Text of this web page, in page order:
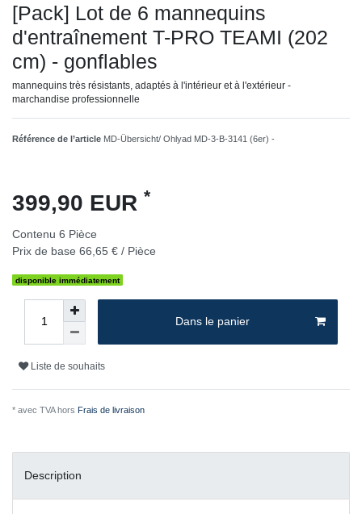
[Pack] Lot de 6 mannequins
d'entraînement T-PRO TEAMI (202
cm) - gonflables
mannequins très résistants, adaptés à l'intérieur et à l'extérieur -
marchandise professionnelle
Référence de l’article MD-Übersicht/ Ohlyad MD-3-B-3141 (6er) -
399,90 EUR *
Contenu 6 Pièce
Prix de base 66,65 € / Pièce
disponible immédiatement
Dans le panier
Liste de souhaits
* avec TVA hors Frais de livraison
Description